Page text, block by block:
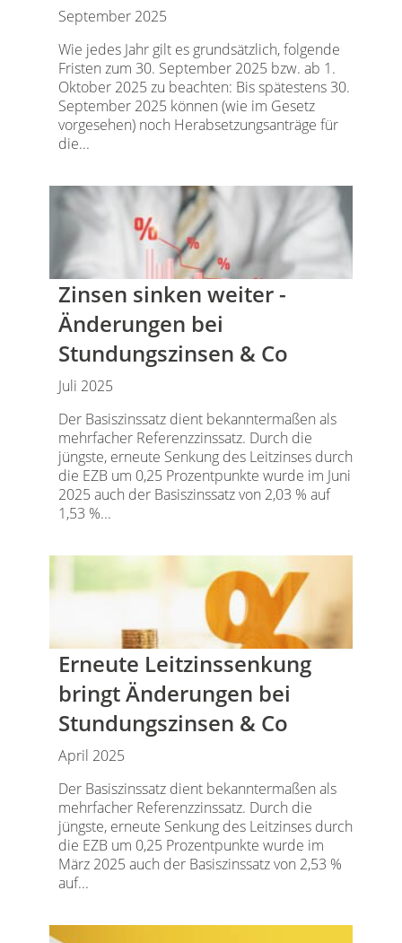
September 2025
Wie jedes Jahr gilt es grundsätzlich, folgende
Fristen zum 30. September 2025 bzw. ab 1.
Oktober 2025 zu beachten: Bis spätestens 30.
September 2025 können (wie im Gesetz
vorgesehen) noch Herabsetzungsanträge für
die...
Zinsen sinken weiter -
Änderungen bei
Stundungszinsen & Co
Juli 2025
Der Basiszinssatz dient bekanntermaßen als
mehrfacher Referenzzinssatz. Durch die
jüngste, erneute Senkung des Leitzinses durch
die EZB um 0,25 Prozentpunkte wurde im Juni
2025 auch der Basiszinssatz von 2,03 % auf
1,53 %...
Erneute Leitzinssenkung
bringt Änderungen bei
Stundungszinsen & Co
April 2025
Der Basiszinssatz dient bekanntermaßen als
mehrfacher Referenzzinssatz. Durch die
jüngste, erneute Senkung des Leitzinses durch
die EZB um 0,25 Prozentpunkte wurde im
März 2025 auch der Basiszinssatz von 2,53 %
auf...